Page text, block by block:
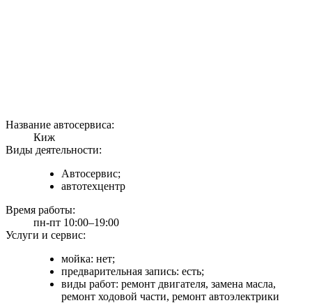
Название автосервиса:
Киж
Виды деятельности:
Автосервис;
автотехцентр
Время работы:
пн-пт 10:00–19:00
Услуги и сервис:
мойка: нет;
предварительная запись: есть;
виды работ: ремонт двигателя, замена масла,
ремонт ходовой части, ремонт автоэлектрики